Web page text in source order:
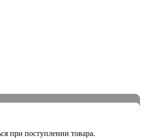
при поступлении товара.